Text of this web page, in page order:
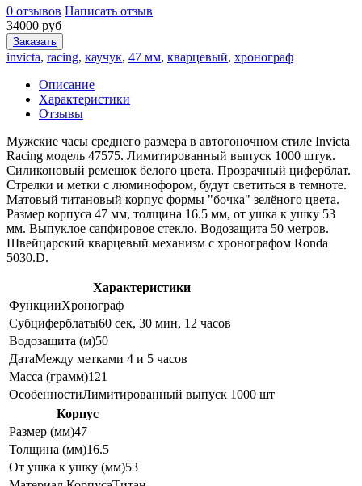
0 отзывов Написать отзыв
34000 руб
Заказать
invicta, racing, каучук, 47 мм, кварцевый, хронограф
Описание
Характеристики
Отзывы
Мужские часы среднего размера в автогоночном стиле Invicta
Racing модель 47575. Лимитированный выпуск 1000 штук.
Силиконовый ремешок белого цвета. Прозрачный циферблат.
Стрелки и метки с люминофором, будут светиться в темноте.
Матовый титановый корпус формы "бочка" зелёного цвета.
Размер корпуса 47 мм, толщина 16.5 мм, от ушка к ушку 53
мм. Выпуклое сапфировое стекло. Водозащита 50 метров.
Швейцарский кварцевый механизм с хронографом Ronda
5030.D.
Характеристики
ФункцииХронограф
Субциферблаты60 сек, 30 мин, 12 часов
Водозащита (м)50
ДатаМежду метками 4 и 5 часов
Масса (грамм)121
ОсобенностиЛимитированный выпуск 1000 шт
Корпус
Размер (мм)47
Толщина (мм)16.5
От ушка к ушку (мм)53